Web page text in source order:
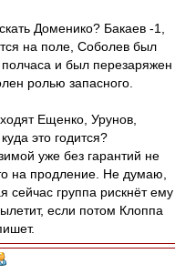
Доменико? Бакаев -1,
на поле, Соболев был
и был перезаряжен
ролью запасного.
Ещенко, Урунов,
это годится?
уже без гарантий не
на продление. Не думаю,
сейчас группа рискнёт ему
если потом Клоппа